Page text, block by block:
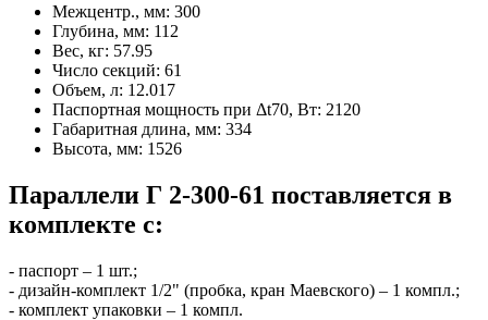
Межцентр., мм: 300
Глубина, мм: 112
Вес, кг: 57.95
Число секций: 61
Объем, л: 12.017
Паспортная мощность при Δt70, Вт: 2120
Габаритная длина, мм: 334
Высота, мм: 1526
Параллели Г 2-300-61 поставляется в
комплекте с:
- паспорт – 1 шт.;
- дизайн-комплект 1/2" (пробка, кран Маевского) – 1 компл.;
- комплект упаковки – 1 компл.